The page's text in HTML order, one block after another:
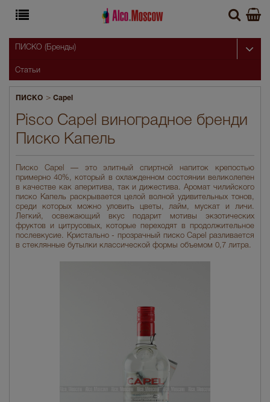
ПИСКО > Capel
Pisco Capel виноградное бренди
Писко Капель
Писко Capel — это элитный спиртной напиток крепостью
примерно 40%, который в охлажденном состоянии великолепен
в качестве как аперитива, так и дижестива. Аромат чилийского
писко Капель раскрывается целой волной удивительных тонов,
среди которых можно уловить цветы, лайм, мускат и личи.
Легкий, освежающий вкус подарит мотивы экзотических
фруктов и цитрусовых, которые переходят в продолжительное
послевкусие. Кристально - прозрачный писко Capel разливается
в стеклянные бутылки классической формы объемом 0,7 литра.
ПИСКО (Бренды)
Статьи